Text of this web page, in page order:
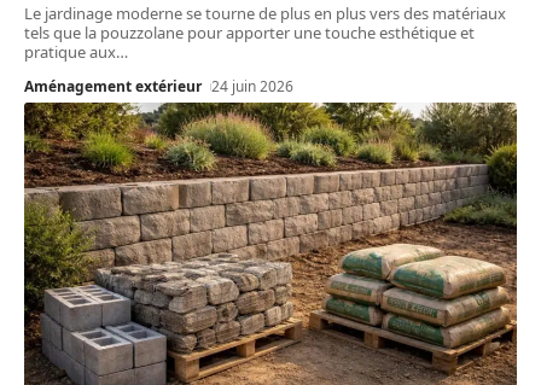
Le jardinage moderne se tourne de plus en plus vers des matériaux
tels que la pouzzolane pour apporter une touche esthétique et
pratique aux…
Aménagement extérieur 24 juin 2026